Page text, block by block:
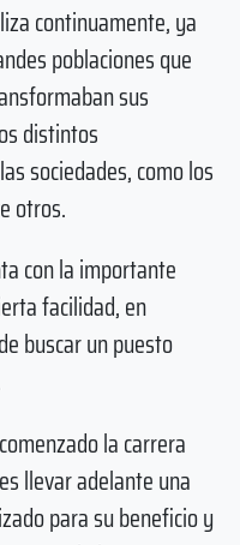
continuamente, ya
poblaciones que
sus
distintos
sociedades, como los
otros.
con la importante
facilidad, en
buscar un puesto
la carrera
llevar adelante una
para su beneficio y